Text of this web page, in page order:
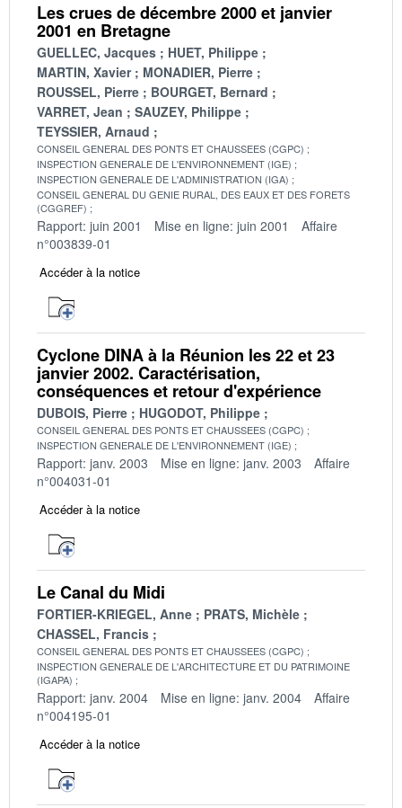
Les crues de décembre 2000 et janvier
2001 en Bretagne
GUELLEC, Jacques
HUET, Philippe
MARTIN, Xavier
MONADIER, Pierre
ROUSSEL, Pierre
BOURGET, Bernard
VARRET, Jean
SAUZEY, Philippe
TEYSSIER, Arnaud
CONSEIL GENERAL DES PONTS ET CHAUSSEES (CGPC)
INSPECTION GENERALE DE L'ENVIRONNEMENT (IGE)
INSPECTION GENERALE DE L'ADMINISTRATION (IGA)
CONSEIL GENERAL DU GENIE RURAL, DES EAUX ET DES FORETS
(CGGREF)
Rapport: juin 2001 Mise en ligne: juin 2001
Affaire
n°003839-01
Accéder à la notice
Cyclone DINA à la Réunion les 22 et 23
janvier 2002. Caractérisation,
conséquences et retour d'expérience
DUBOIS, Pierre HUGODOT, Philippe
CONSEIL GENERAL DES PONTS ET CHAUSSEES (CGPC)
INSPECTION GENERALE DE L'ENVIRONNEMENT (IGE)
Rapport: janv. 2003 Mise en ligne: janv. 2003
Affaire
n°004031-01
Accéder à la notice
Le Canal du Midi
FORTIER-KRIEGEL, Anne
PRATS, Michèle
CHASSEL, Francis
CONSEIL GENERAL DES PONTS ET CHAUSSEES (CGPC)
INSPECTION GENERALE DE L'ARCHITECTURE ET DU PATRIMOINE
(IGAPA)
Rapport: janv. 2004 Mise en ligne: janv. 2004
Affaire
n°004195-01
Accéder à la notice